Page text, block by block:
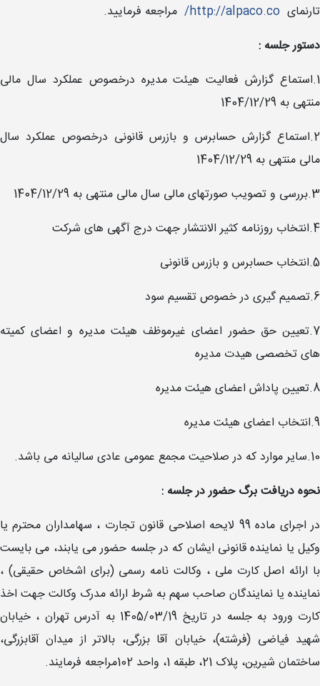
تارنمای http://alpaco.co/
مراجعه فرمایید.
دستور جلسه :
1.استماع گزارش فعالیت هیئت مدیره درخصوص عملکرد سال مالی
منتهی به 1404/12/29
2.استماع گزارش حسابرس و بازرس قانونی درخصوص عملکرد سال
مالی منتهی به 1404/12/29
3.بررسی و تصویب صورتهای مالی سال مالی منتهی به 1404/12/29
4.انتخاب روزنامه کثیر الانتشار جهت درج آگهی های شرکت
5.انتخاب حسابرس و بازرس قانونی
6.تصمیم گیری در خصوص تقسیم سود
7.تعیین حق حضور اعضای غیرموظف هیئت مدیره و اعضای کمیته
های تخصصی هیدت مدیره
8.تعیین پاداش اعضای هیئت مدیره
9.انتخاب اعضای هیئت مدیره
10.سایر موارد که در صلاحیت مجمع عمومی عادی سالیانه می باشد.
نحوه دریافت برگ حضور در جلسه :
در اجرای ماده 99 لایحه اصلاحی قانون تجارت ، سهامداران محترم یا
وکیل یا نماینده قانونی ایشان که در جلسه حضور می یابند، می بایست
با ارائه اصل کارت ملی ، وکالت نامه رسمی (برای اشخاص حقیقی) ،
نماینده یا نمایندگان صاحب سهم به شرط ارائه مدرک وکالت جهت اخذ
کارت ورود به جلسه در تاریخ 1405/03/19 به آدرس تهران ، خیابان
شهید فیاضی (فرشته)، خیابان آقا بزرگی، بالاتر از میدان آقابزرگی،
ساختمان شیرین، پلاک 21، طبقه 1، واحد 102مراجعه فرمایند.